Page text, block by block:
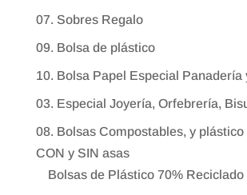
07. Sobres Regalo
09. Bolsa de plástico
10. Bolsa Papel Especial Panadería
03. Especial Joyería, Orfebrería,
08. Bolsas Compostables, y
CON y SIN asas
Bolsas de Plástico 70% Reciclado